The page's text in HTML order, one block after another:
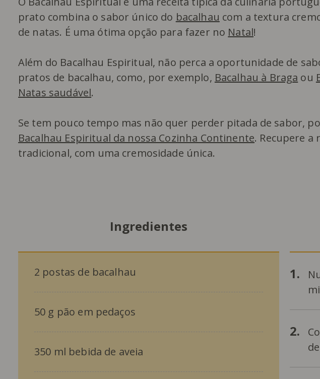
prato combina o sabor único do bacalhau com a textura
de natas. É uma ótima opção para fazer no Natal!
Além do Bacalhau Espiritual, não perca a oportunidade de
pratos de bacalhau, como, por exemplo, Bacalhau à Braga ou
Natas saudável.
Se tem pouco tempo mas não quer perder pitada de sabor,
Bacalhau Espiritual da nossa Cozinha Continente. Recupere a
tradicional, com uma cremosidade única.
Ingredientes
2 postas de bacalhau
50 g pão em pedaços
350 ml bebida de aveia
1.
2.